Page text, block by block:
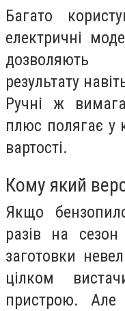
Багато
електричні
дозволяють
результату
Ручні ж
плюс полягає у
вартості.
Кому який
Якщо
разів на
заготовки
цілком
пристрою.